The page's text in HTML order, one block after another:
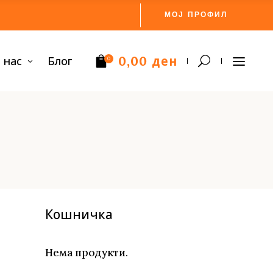
МОЈ ПРОФИЛ
нас Блог 0 0,00 ден
Кошничка
Нема продукти.